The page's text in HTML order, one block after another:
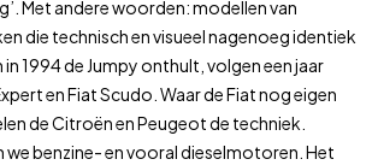
Met andere woorden: modellen van
die technisch en visueel nagenoeg identiek
1994 de Jumpy onthult, volgen een jaar
en Fiat Scudo. Waar de Fiat nog eigen
de Citroën en Peugeot de techniek.
we benzine- en vooral dieselmotoren. Het